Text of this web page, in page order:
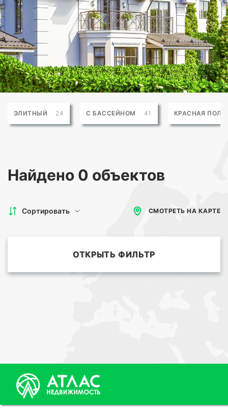
ЭЛИТНЫЙ 24 С БАССЕЙНОМ 41 КРАСНАЯ
Найдено 0 объектов
Сортировать СМОТРЕТЬ НА КАРТЕ
ОТКРЫТЬ ФИЛЬТР